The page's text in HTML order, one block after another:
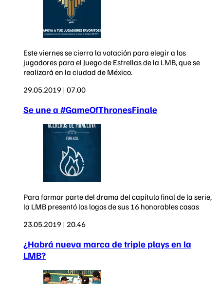
Este viernes se cierra la votación para elegir a los
jugadores para el Juego de Estrellas de la LMB, que se
realizará en la ciudad de México.
29.05.2019 | 07.00
Se une a #GameOfThronesFinale
Para formar parte del drama del capítulo final de la serie,
la LMB presentó los logos de sus 16 honorables casas
23.05.2019 | 20.46
¿Habrá nueva marca de triple plays en la
LMB?